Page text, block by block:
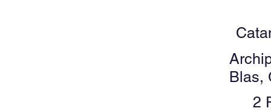
Blas,
2